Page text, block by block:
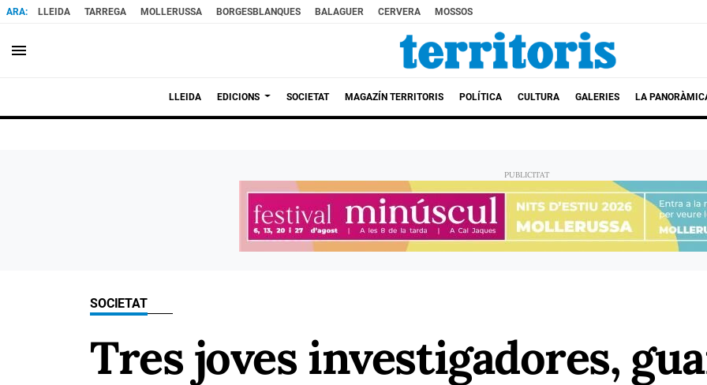
LLEIDA TARREGA MOLLERUSSA BORGESBLANQUES BALAGUER CERVERA MOSSOS
menu
LLEIDA EDICIONS SOCIETAT MAGAZÍN TERRITORIS POLÍTICA CULTURA GALERIES LA
SOCIETAT
Tres joves investigadores,